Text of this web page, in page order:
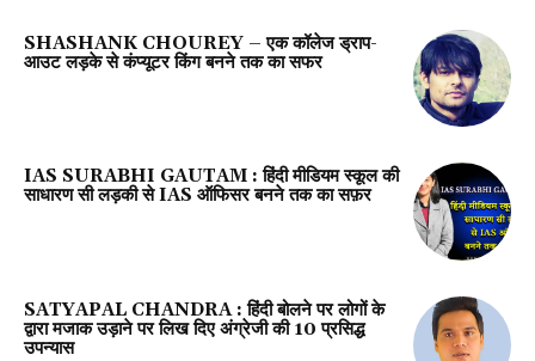
SHASHANK CHOUREY – एक कॉलेज ड्राप-
आउट लड़के से कंप्यूटर किंग बनने तक का सफर
IAS SURABHI GAUTAM : हिंदी मीडियम स्कूल की
साधारण सी लड़की से IAS ऑफिसर बनने तक का सफ़र
SATYAPAL CHANDRA : हिंदी बोलने पर लोगों के
द्वारा मजाक उड़ाने पर लिख दिए अंग्रेजी की 10 प्रसिद्ध
उपन्यास